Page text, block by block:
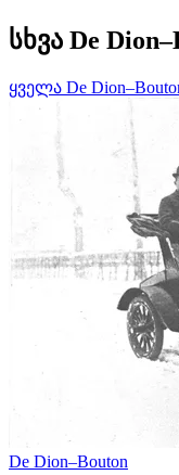
სხვა De
ყველა De
De Dion–Bouton